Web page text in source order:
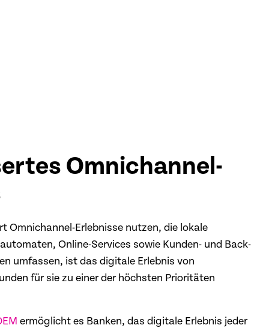
Omnichannel-
Omnichannel-Erlebnisse nutzen, die lokale
Online-Services sowie Kunden- und Back-
umfassen, ist das digitale Erlebnis von
für sie zu einer der höchsten Prioritäten
ermöglicht es Banken, das digitale Erlebnis jeder